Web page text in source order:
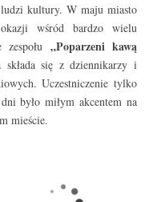
kultury. W maju miasto
wśród bardzo wielu
„Poparzeni kawą
się z dziennikarzy i
Uczestniczenie tylko
było miłym akcentem na
mieście.